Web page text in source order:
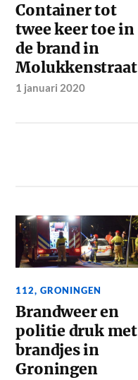
Container tot
twee keer toe in
de brand in
Molukkenstraat
1 januari 2020
112,GRONINGEN
Brandweer en
politie druk met
brandjes in
Groningen